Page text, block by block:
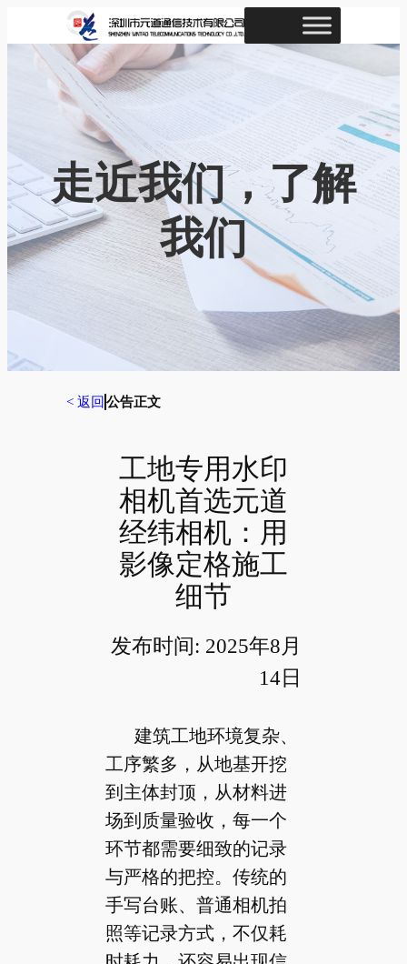
走近我们，了解
我们
< 返回 公告正文
工地专用水印
相机首选元道
经纬相机：用
影像定格施工
细节
发布时间: 2025年8月
14日
建筑工地环境复杂、
工序繁多，从地基开挖
到主体封顶，从材料进
场到质量验收，每一个
环节都需要细致的记录
与严格的把控。传统的
手写台账、普通相机拍
照等记录方式，不仅耗